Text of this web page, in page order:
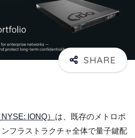
IONQ） は、既存のメトロポ
フラストラクチャ全体で量子鍵配